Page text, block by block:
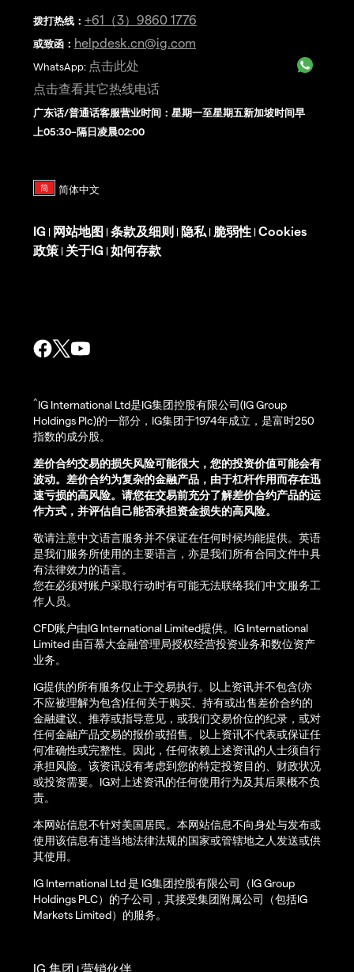
拨打热线 ： +61（3）9860 1776
或致函： helpdesk.cn@ig.com
WhatsApp: 点击此处
点击查看其它热线电话
广东话/普通话客服营业时间：星期一至星期五新加坡时间早
上05:30–隔日凌晨02:00
IG | 网站地图 | 条款及细则 | 隐私 | 脆弱性 | Cookies
政策 | 关于IG | 如何存款
^IG International Ltd是IG集团控股有限公司(IG Group
Holdings Plc)的一部分，IG集团于1974年成立，是富时250
指数的成分股。
差价合约交易的损失风险可能很大，您的投资价值可能会有
波动。差价合约为复杂的金融产品，由于杠杆作用而存在迅
速亏损的高风险。请您在交易前充分了解差价合约产品的运
作方式，并评估自己能否承担资金损失的高风险。
敬请注意中文语言服务并不保证在任何时候均能提供。英语
是我们服务所使用的主要语言，亦是我们所有合同文件中具
有法律效力的语言。
您在必须对账户采取行动时有可能无法联络我们中文服务工
作人员。
CFD账户由IG International Limited提供。IG International
Limited 由百慕大金融管理局授权经营投资业务和数位资产
业务。
IG提供的所有服务仅止于交易执行。以上资讯并不包含(亦
不应被理解为包含)任何关于购买、持有或出售差价合约的
金融建议、推荐或指导意见，或我们交易价位的纪录，或对
任何金融产品交易的报价或招售。以上资讯不代表或保证任
何准确性或完整性。因此，任何依赖上述资讯的人士须自行
承担风险。该资讯没有考虑到您的特定投资目的、财政状况
或投资需要。IG对上述资讯的任何使用行为及其后果概不负
责。
本网站信息不针对美国居民。本网站信息不向身处与发布或
使用该信息有违当地法律法规的国家或管辖地之人发送或供
其使用。
IG International Ltd 是 IG集团控股有限公司（IG Group
Holdings PLC）的子公司，其接受集团附属公司（包括IG
Markets Limited）的服务。
IG 集团 营销伙伴